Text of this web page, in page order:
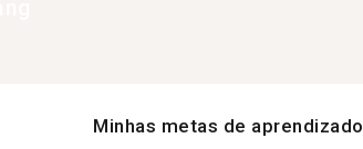
Minhas metas de aprendizado